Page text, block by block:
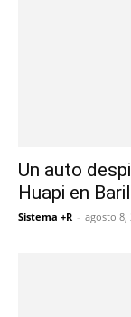
Un auto
Huapi en
Sistema +R - agosto 8,